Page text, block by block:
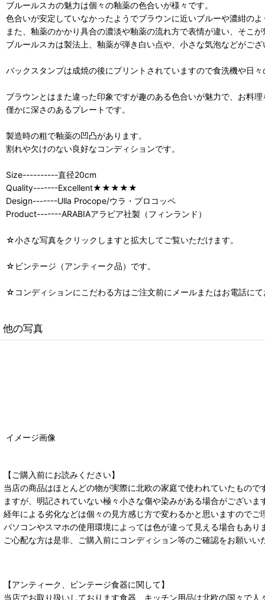
ブルールスカの魅力は個々の釉薬の色合いが様々です。
色合いが安定していなかったようでブラウンに近いブルーや濃紺の
また、釉薬のかかり具合の濃淡や釉薬の流れ方で表情が違い、そこ
ブルールスカは製法上、釉薬が弾き白い点や、小さな気泡などがご
バックスタンプは成焼の後にプリントされていますので食洗機や日
ブラウンとはまた違った印象ですが趣のある色合いが魅力で、お料
僅かに深さのあるプレートです。
製造時の粗で釉薬の凹凸があります。
割れや欠けのない良好なコンディションです。
Size----------直径20cm
Quality-------Excellent★★★★★
Design-------Ulla Procope/ウラ・プロコッペ
Product-------ARABIAアラビア社製（フィンランド）
☆小さな写真をクリックしますと拡大してご覧いただけます。
☆ビンテージ（アンティーク品）です。
☆コンディションにこだわる方はご注文前にメールまたはお電話に
他の写真
イメージ画像
【ご購入前にお読みください】
当店の商品はほとんどの物が実際に北欧の家庭で使われていたもの
ますが、明記されていない極々小さな傷や染みがある場合がござい
経年による劣化などは個々の見方感じ方で変わるかと思いますのでご
パソコンやスマホの使用環境によっては色が違って見える場合もあ
ご心配な方は是非、ご購入前にコンディション等のご確認をお願い
【アンティーク、ビンテージ食器に関して】
当店でお取り扱いしております食器、キッチン用品は北欧の国々で